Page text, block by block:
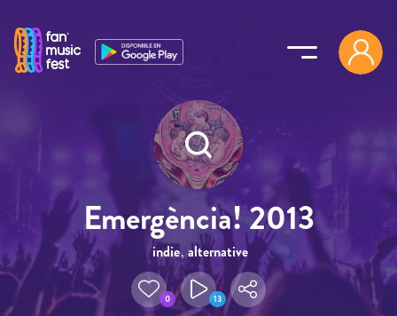
Emergència! 2013
indie, alternative
0 13